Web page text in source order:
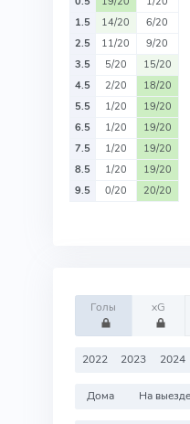
1.5
14/20
6/20
2.5
11/20
9/20
3.5
5/20
15/20
4.5
2/20
18/20
5.5
1/20
19/20
6.5
1/20
19/20
7.5
1/20
19/20
8.5
1/20
19/20
9.5
0/20 20/20
Голы xG
2022 2023 2024
Дома На выезде